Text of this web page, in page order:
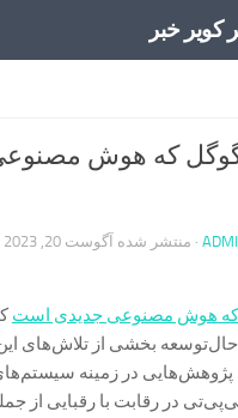
کویر خبر
گوگل که هوش
· منتشر شده آگوست 20, 2023
که هوش مصنوعی جدیدی است
حال‌توسعه بخشی از تلاش‌های
پژوهش‌هایی در زمینه
در رقابت با رقبایی از